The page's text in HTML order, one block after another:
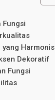
Fungsi
yang Harmonis
Dekoratif
Fungsi